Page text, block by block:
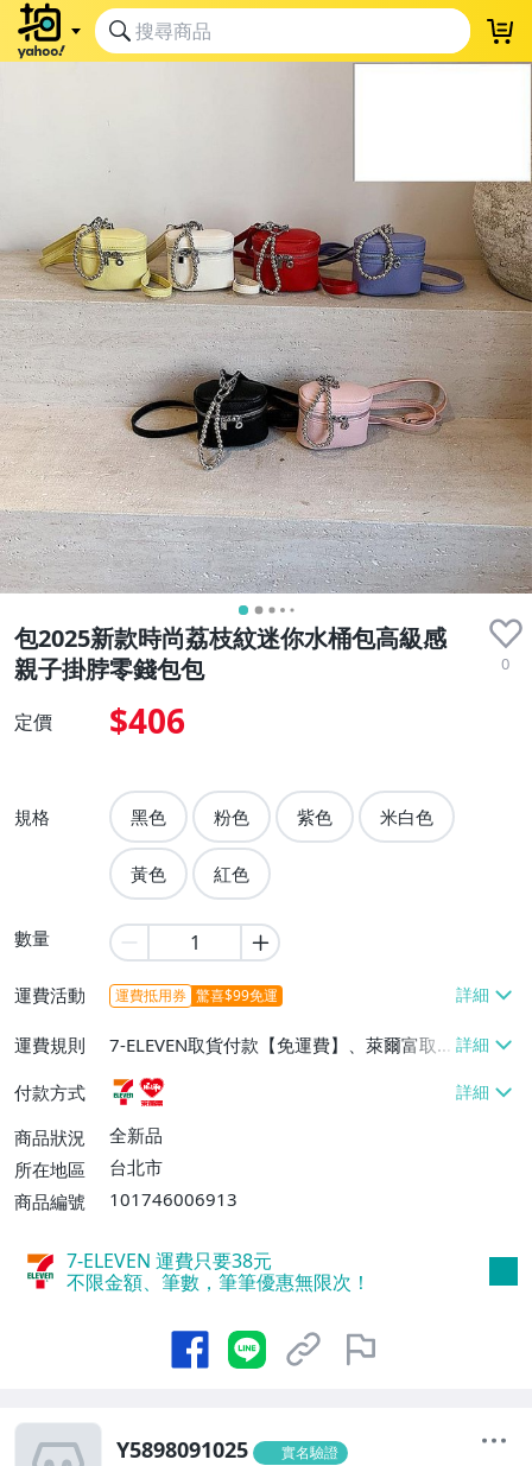
包2025新款時尚荔枝紋迷你水桶包高級感
親子掛脖零錢包包
0
定價 $406
規格 黑色 粉色 紫色 米白色
黃色 紅色
數量
運費活動 運費抵用券 驚喜$99免運
運費規則
7-ELEVEN取貨付款【免運費】、萊爾富取
貨付款【免運費】
付款方式
商品狀況
全新品
所在地區
台北市
商品編號
101746006913
7-ELEVEN 運費只要38元
不限金額、筆數，筆筆優惠無限次！
Y5898091025 實名驗證